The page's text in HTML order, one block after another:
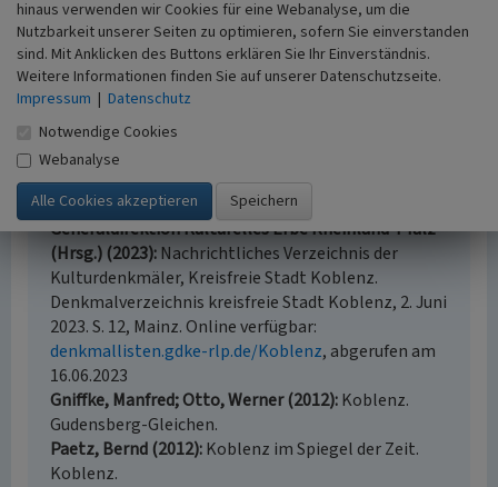
(Peter Burggraaff, Universität Koblenz-Landau, 2018)
Internet
de.wikipedia.org: Dreikönigenhaus (abgerufen 09.11.2018)
isso.de: Das Dreikönigenhaus (abgerufen 09.11.2018)
Literatur
Generaldirektion Kulturelles Erbe Rheinland-Pfalz
(Hrsg.) (2023) Nachrichtliches Verzeichnis der
Kulturdenkmäler, Kreisfreie Stadt Koblenz.
Denkmalverzeichnis kreisfreie Stadt Koblenz, 2. Juni
2023. S. 12, Mainz. Online verfügbar:
denkmallisten.gdke-rlp.de/Koblenz, abgerufen am
16.06.2023
Gniffke, Manfred; Otto, Werner (2012) Koblenz.
Gudensberg-Gleichen.
Paetz, Bernd (2012) Koblenz im Spiegel der Zeit.
Koblenz.
hinaus verwenden wir Cookies für eine Webanalyse, um die
Nutzbarkeit unserer Seiten zu optimieren, sofern Sie einverstanden
sind. Mit Anklicken des Buttons erklären Sie Ihr Einverständnis.
Weitere Informationen finden Sie auf unserer Datenschutzseite.
Impressum | Datenschutz
Notwendige Cookies
Webanalyse